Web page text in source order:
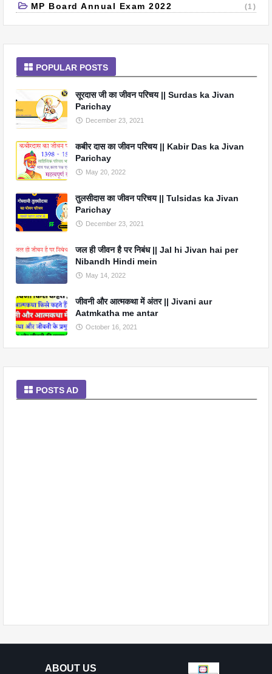
MP Board Annual Exam 2022 (1)
POPULAR POSTS
सूरदास जी का जीवन परिचय || Surdas ka Jivan
Parichay
December 23, 2021
कबीर दास का जीवन परिचय || Kabir Das ka Jivan
Parichay
May 20, 2022
तुलसीदास का जीवन परिचय || Tulsidas ka Jivan
Parichay
December 23, 2021
जल ही जीवन है पर निबंध || Jal hi Jivan hai per
Nibandh Hindi mein
May 14, 2022
जीवनी और आत्मकथा में अंतर || Jivani aur
Aatmkatha me antar
October 16, 2021
POSTS AD
ABOUT US